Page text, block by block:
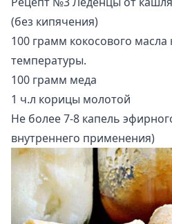
(без кипячения)
100 грамм кокосового
температуры.
100 грамм меда
1 ч.л корицы молотой
Не более 7-8 капель
внутреннего применения)